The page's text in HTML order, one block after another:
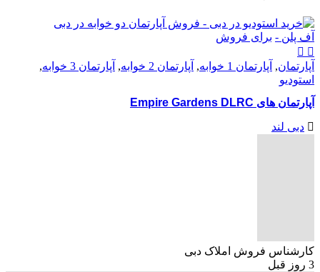
آف پلن - برای فروش
آپارتمان, آپارتمان 1 خوابه , آپارتمان 2 خوابه , آپارتمان 3 خوابه
,
استودیو
آپارتمان های Empire Gardens DLRC
دبی لند
کارشناس فروش املاک دبی
3 روز قبل